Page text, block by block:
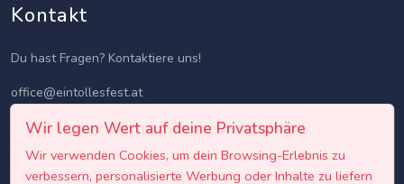
Kontakt
Du hast Fragen? Kontaktiere uns!
office@eintollesfest.at
Wir legen Wert auf deine Privatsphäre
Wir verwenden Cookies, um dein Browsing-Erlebnis zu
verbessern, personalisierte Werbung oder Inhalte zu liefern